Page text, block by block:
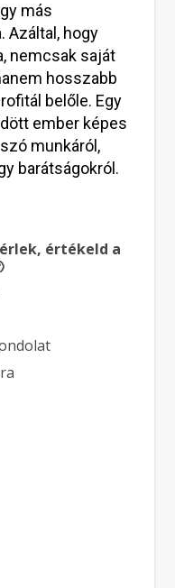
más
Azáltal, hogy
nemcsak saját
hosszabb
belőle. Egy
ember képes
munkáról,
barátságokról.
értékeld a